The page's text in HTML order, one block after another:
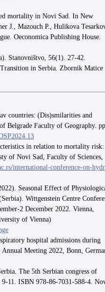
mortality in Novi Sad. In New
J., Mazouch P., Hulikova
Oeconomica Publishing House.
Stanovništvo, 56(1). 27-42.
in Serbia. Zbornik Matice
countries: (Dis)smilarities and
Belgrade Faculty of Geography. pp
in relation to mortality risk:
of Novi Sad, Faculty of Sciences,
international-conference-on-
Seasonal Effect of
Wittgenstein Centre
2 December 2022. Vienna,
of Vienna)
hospital admissions during
Meeting 2022, Bonn,
The 5th Serbian congress of
9-11. ISBN 978-86-7031-588-4.